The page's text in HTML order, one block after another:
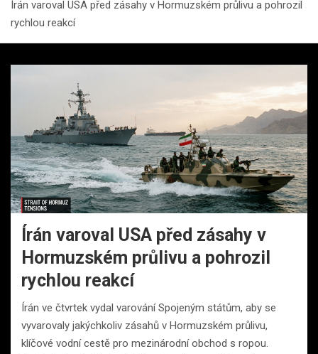
Írán varoval USA před zásahy v Hormuzském průlivu a pohrozil
rychlou reakcí
Írán varoval USA před zásahy v
Hormuzském průlivu a pohrozil
rychlou reakcí
Írán ve čtvrtek vydal varování Spojeným státům, aby se
vyvarovaly jakýchkoliv zásahů v Hormuzském průlivu,
klíčové vodní cestě pro mezinárodní obchod s ropou.